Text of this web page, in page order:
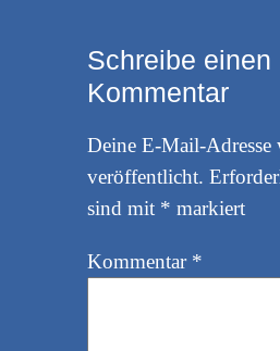
Schreibe einen
Kommentar
Deine E-Mail-
veröffentlicht.
sind mit * markiert
Kommentar *